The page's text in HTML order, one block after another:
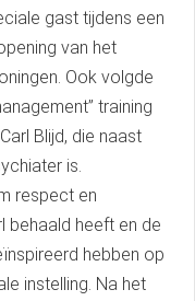
gast tijdens een
van het
Ook volgde
training
Blijd, die naast
is.
respect en
behaald heeft en de
hebben op
instelling. Na het